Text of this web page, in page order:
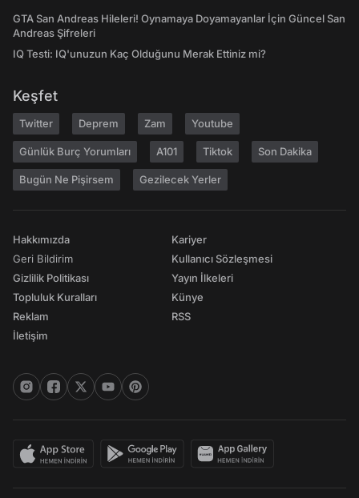
GTA San Andreas Hileleri! Oynamaya Doyamayanlar İçin Güncel San
Andreas Şifreleri
IQ Testi: IQ'unuzun Kaç Olduğunu Merak Ettiniz mi?
Keşfet
Twitter Deprem Zam Youtube
Günlük Burç Yorumları A101 Tiktok Son Dakika
Bugün Ne Pişirsem Gezilecek Yerler
Hakkımızda
Geri Bildirim
Gizlilik Politikası
Topluluk Kuralları
Reklam
İletişim
Kariyer
Kullanıcı Sözleşmesi
Yayın İlkeleri
Künye
RSS